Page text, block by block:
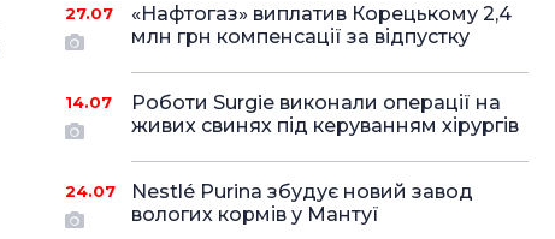
27.07
«Нафтогаз» виплатив Корецькому 2,4
млн грн компенсації за відпустку
14.07
Роботи Surgie виконали операції на
живих свинях під керуванням хірургів
24.07
Nestlé Purina збудує новий завод
вологих кормів у Мантуї